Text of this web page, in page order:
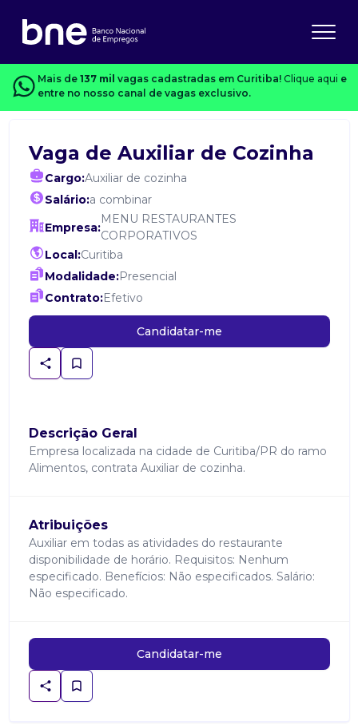
Mais de 137 mil vagas cadastradas em Curitiba! Clique aqui e
entre no nosso canal de vagas exclusivo.
Vaga de Auxiliar de Cozinha
Cargo:Auxiliar de cozinha
Salário:a combinar
Empresa:
MENU RESTAURANTES
CORPORATIVOS
Local:Curitiba
Modalidade:Presencial
Contrato:Efetivo
Candidatar-me
Descrição Geral
Empresa localizada na cidade de Curitiba/PR do ramo
Alimentos, contrata Auxiliar de cozinha.
Atribuições
Auxiliar em todas as atividades do restaurante
disponibilidade de horário. Requisitos: Nenhum
especificado. Benefícios: Não especificados. Salário:
Não especificado.
Candidatar-me